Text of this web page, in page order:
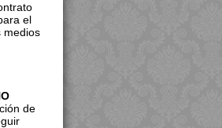
el
medios
de